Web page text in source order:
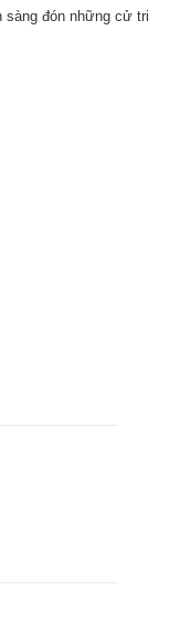
sàng đón những cử tri